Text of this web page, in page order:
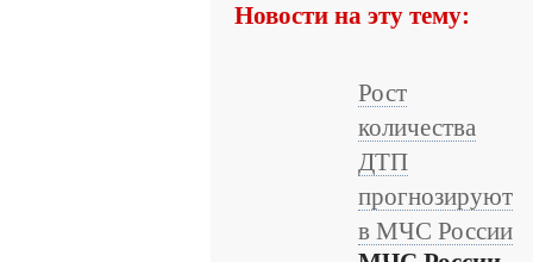
Новости на эту тему:
Рост
количества
ДТП
прогнозируют
в МЧС России